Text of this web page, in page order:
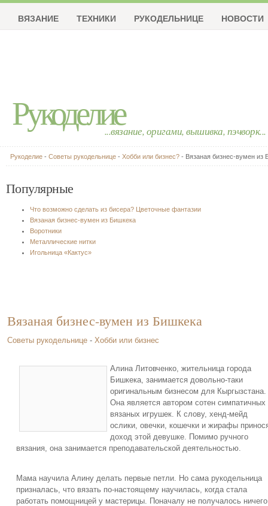
Рукоделие...вязание, оригами, вышивка, пэчворк...
ВЯЗАНИЕ ТЕХНИКИ РУКОДЕЛЬНИЦЕ НОВОСТИ
Рукоделие - Советы рукодельнице - Хобби или бизнес? - Вязаная бизнес-вумен из
Популярные
Что возможно сделать из бисера? Цветочные фантазии
Вязаная бизнес-вумен из Бишкека
Воротники
Металлические нитки
Игольница «Кактус»
Вязаная бизнес-вумен из Бишкека
Советы рукодельнице - Хобби или бизнес
Алина Литовченко, жительница города
Бишкека, занимается довольно-таки
оригинальным бизнесом для Кыргызстана.
Она является автором сотен симпатичных
вязаных игрушек. К слову, хенд-мейд
ослики, овечки, кошечки и жирафы
доход этой девушке. Помимо ручного
вязания, она занимается преподавательской деятельностью.
Мама научила Алину делать первые петли. Но сама рукодельница
призналась, что вязать по-настоящему научилась, когда стала
работать помощницей у мастерицы. Поначалу не получалось